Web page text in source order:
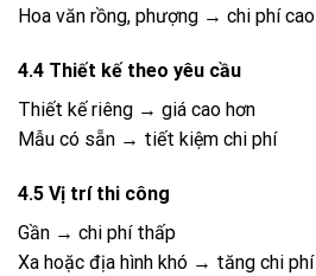
Hoa văn rồng, phượng → chi phí cao
4.4 Thiết kế theo yêu cầu
Thiết kế riêng → giá cao hơn
Mẫu có sẵn → tiết kiệm chi phí
4.5 Vị trí thi công
Gần → chi phí thấp
Xa hoặc địa hình khó → tăng chi phí